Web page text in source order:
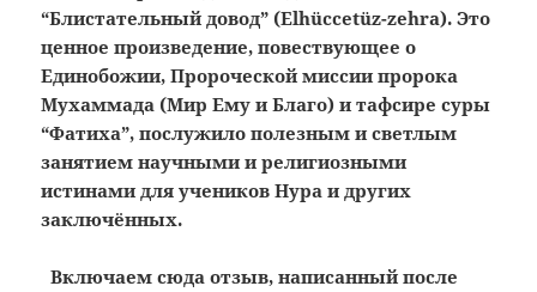
“Блистательный довод” (Elhüccetüz-zehra). Это
ценное произведение, повествующее о
Единобожии, Пророческой миссии пророка
Мухаммада (Мир Ему и Благо) и тафсире суры
“Фатиха”, послужило полезным и светлым
занятием научными и религиозными
истинами для учеников Нура и других
заключённых.
Включаем сюда отзыв, написанный после